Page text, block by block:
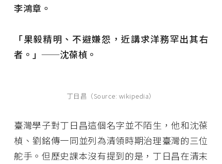
李鴻章。
「果毅精明、不避嫌怨，近講求洋務罕出其右
者。」──沈葆楨。
丁日昌（Source: wikipedia）
臺灣學子對丁日昌這個名字並不陌生，他和沈葆
楨、劉銘傳一同並列為清領時期治理臺灣的三位
舵手。但歷史課本沒有提到的是，丁日昌在清末